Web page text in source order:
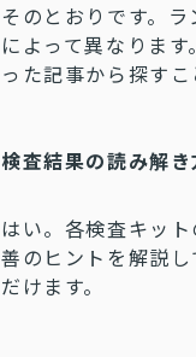
そのとおりです。
によって異なりま
った記事から探すこ
検査結果の読み解
はい。各検査キッ
善のヒントを解説
だけます。